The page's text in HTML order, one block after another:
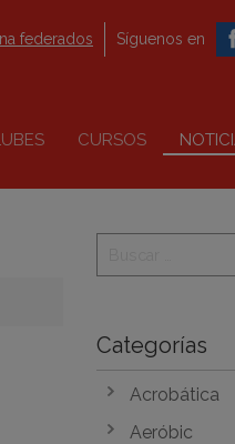
CURSOS
federados Síguenos en
Categorías
Acrobática
Aeróbic